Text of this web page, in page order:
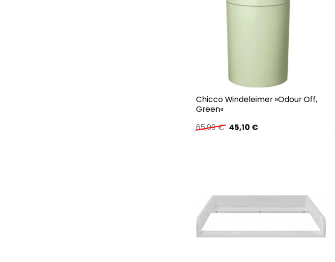
Chicco Windeleimer »Odour Off,
Green«
65,99€ Ursprünglicher
Preis
45,10 €Aktueller